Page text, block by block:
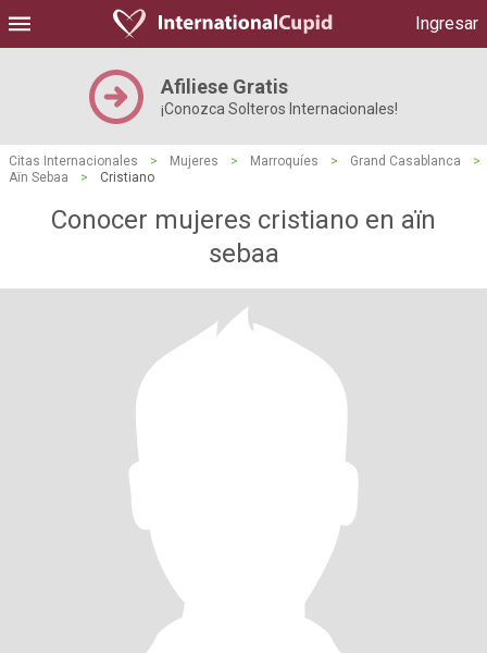
Ingresar
Afiliese Gratis
¡Conozca Solteros Internacionales!
Citas Internacionales > Mujeres > Marroquíes > Grand Casablanca
>
Aïn Sebaa
> Cristiano
Conocer mujeres cristiano en aïn
sebaa